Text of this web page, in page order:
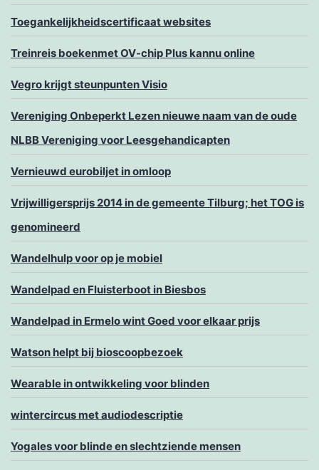
Toegankelijkheidscertificaat websites
Treinreis boekenmet OV-chip Plus kannu online
Vegro krijgt steunpunten Visio
Vereniging Onbeperkt Lezen nieuwe naam van de oude
NLBB Vereniging voor Leesgehandicapten
Vernieuwd eurobiljet in omloop
Vrijwilligersprijs 2014 in de gemeente Tilburg; het TOG is
genomineerd
Wandelhulp voor op je mobiel
Wandelpad en Fluisterboot in Biesbos
Wandelpad in Ermelo wint Goed voor elkaar prijs
Watson helpt bij bioscoopbezoek
Wearable in ontwikkeling voor blinden
wintercircus met audiodescriptie
Yogales voor blinde en slechtziende mensen